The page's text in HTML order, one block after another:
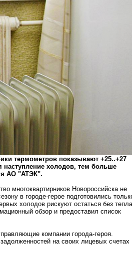
термометров показывают +25..+27
наступление холодов, тем больше
АО "АТЭК".
многоквартирников Новороссийска не
в городе-герое подготовились
холодов рискуют остаться без тепла
обзор и предоставил список
компании города-героя.
на своих лицевых счетах